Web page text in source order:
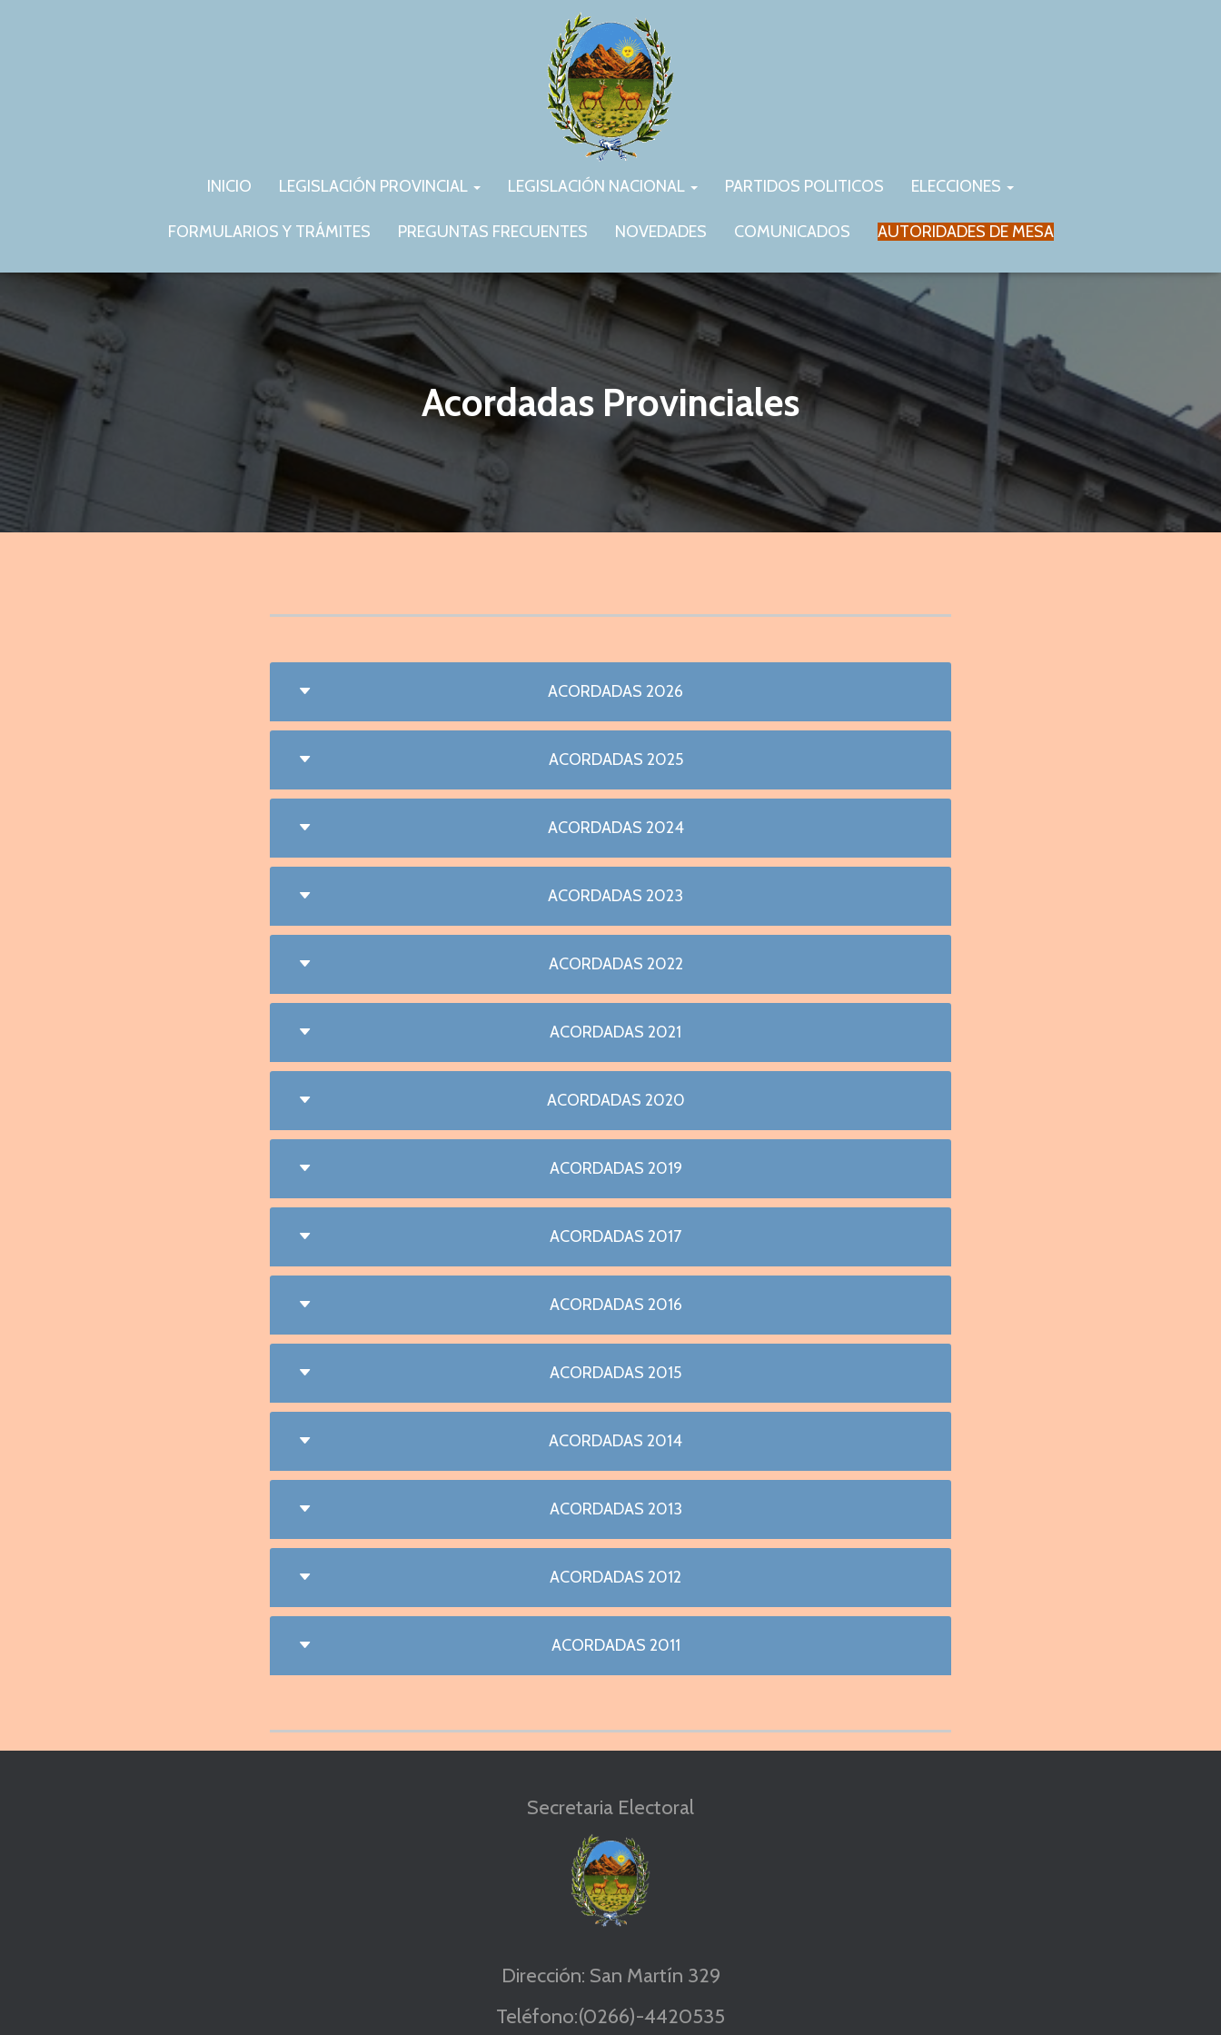
INICIO LEGISLACIÓN PROVINCIAL LEGISLACIÓN NACIONAL PARTIDOS POLITICOS ELECCIONES
FORMULARIOS Y TRÁMITES PREGUNTAS FRECUENTES NOVEDADES COMUNICADOS AUTORIDADES DE MESA
Acordadas Provinciales
ACORDADAS 2026
ACORDADAS 2025
ACORDADAS 2024
ACORDADAS 2023
ACORDADAS 2022
ACORDADAS 2021
ACORDADAS 2020
ACORDADAS 2019
ACORDADAS 2017
ACORDADAS 2016
ACORDADAS 2015
ACORDADAS 2014
ACORDADAS 2013
ACORDADAS 2012
ACORDADAS 2011
Secretaria Electoral
Dirección: San Martín 329
Teléfono:(0266)-4420535